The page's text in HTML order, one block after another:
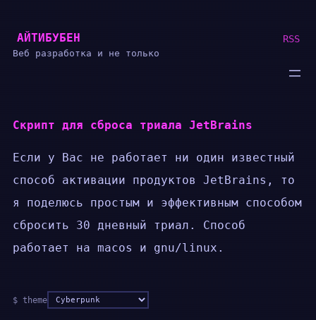
к
содержимому
АЙТИБУБЕН
Веб разработка и не только
RSS
Скрипт для сброса триала JetBrains
Если у Вас не работает ни один известный
способ активации продуктов JetBrains, то
я поделюсь простым и эффективным способом
сбросить 30 дневный триал. Способ
работает на macos и gnu/linux.
$ themeЦветовая